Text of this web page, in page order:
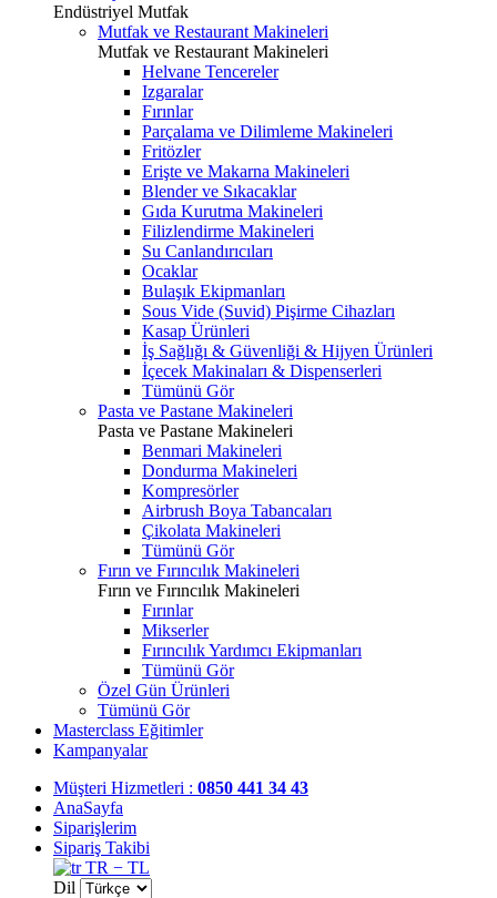
Endüstriyel Mutfak
Mutfak ve Restaurant Makineleri
Mutfak ve Restaurant Makineleri
Helvane Tencereler
Izgaralar
Fırınlar
Parçalama ve Dilimleme Makineleri
Fritözler
Erişte ve Makarna Makineleri
Blender ve Sıkacaklar
Gıda Kurutma Makineleri
Filizlendirme Makineleri
Su Canlandırıcıları
Ocaklar
Bulaşık Ekipmanları
Sous Vide (Suvid) Pişirme Cihazları
Kasap Ürünleri
İş Sağlığı & Güvenliği & Hijyen Ürünleri
İçecek Makinaları & Dispenserleri
Tümünü Gör
Pasta ve Pastane Makineleri
Pasta ve Pastane Makineleri
Benmari Makineleri
Dondurma Makineleri
Kompresörler
Airbrush Boya Tabancaları
Çikolata Makineleri
Tümünü Gör
Fırın ve Fırıncılık Makineleri
Fırın ve Fırıncılık Makineleri
Fırınlar
Mikserler
Fırıncılık Yardımcı Ekipmanları
Tümünü Gör
Özel Gün Ürünleri
Tümünü Gör
Masterclass Eğitimler
Kampanyalar
Müşteri Hizmetleri : 0850 441 34 43
AnaSayfa
Siparişlerim
Sipariş Takibi
TR − TL
Dil